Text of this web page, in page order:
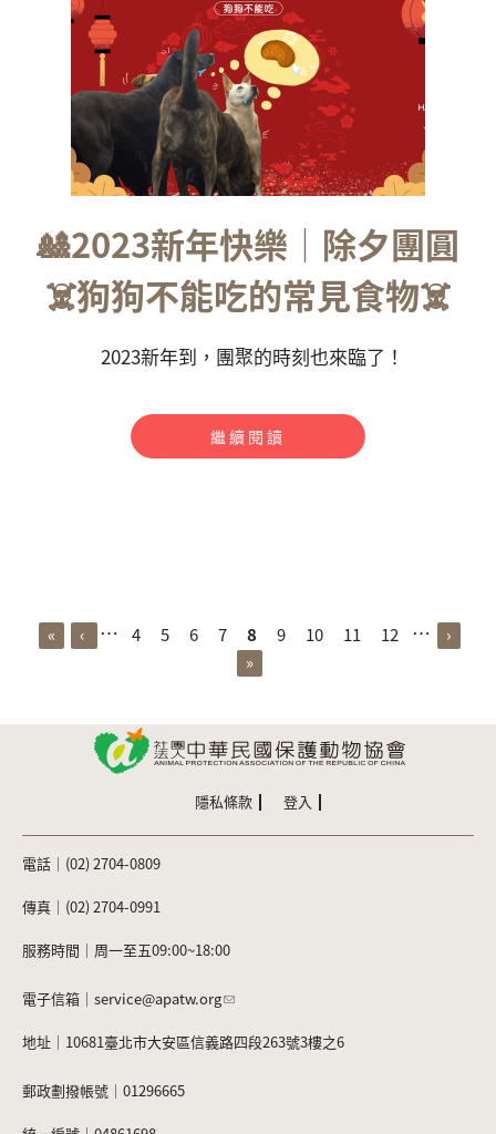
🎎2023新年快樂｜除夕團圓
☠️狗狗不能吃的常見食物☠️
2023新年到，團聚的時刻也來臨了！
繼續閱讀
頁面
« ‹ … 4 5 6 7 8 9 10 11 12 …
›
»
隱私條款 登入
電話｜(02) 2704-0809
傳真｜(02) 2704-0991
服務時間｜周一至五09:00~18:00
電子信箱｜ service@apatw.org
地址｜10681臺北市大安區信義路四段263號3樓之6
郵政劃撥帳號｜01296665